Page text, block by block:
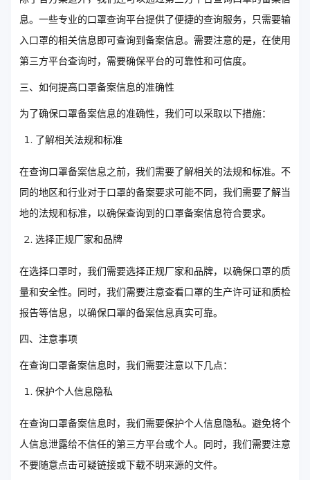
息。一些专业的口罩查询平台提供了便捷的查询服务，只需要输
入口罩的相关信息即可查询到备案信息。需要注意的是，在使用
第三方平台查询时，需要确保平台的可靠性和可信度。
三、如何提高口罩备案信息的准确性
为了确保口罩备案信息的准确性，我们可以采取以下措施：
了解相关法规和标准
在查询口罩备案信息之前，我们需要了解相关的法规和标准。不
同的地区和行业对于口罩的备案要求可能不同，我们需要了解当
地的法规和标准，以确保查询到的口罩备案信息符合要求。
选择正规厂家和品牌
在选择口罩时，我们需要选择正规厂家和品牌，以确保口罩的质
量和安全性。同时，我们需要注意查看口罩的生产许可证和质检
报告等信息，以确保口罩的备案信息真实可靠。
四、注意事项
在查询口罩备案信息时，我们需要注意以下几点：
保护个人信息隐私
在查询口罩备案信息时，我们需要保护个人信息隐私。避免将个
人信息泄露给不信任的第三方平台或个人。同时，我们需要注意
不要随意点击可疑链接或下载不明来源的文件。